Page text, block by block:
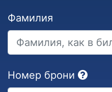
Фамилия
Номер брони